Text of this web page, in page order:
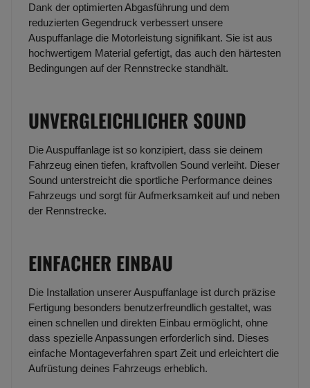
Dank der optimierten Abgasführung und dem
reduzierten Gegendruck verbessert unsere
Auspuffanlage die Motorleistung signifikant. Sie ist aus
hochwertigem Material gefertigt, das auch den härtesten
Bedingungen auf der Rennstrecke standhält.
UNVERGLEICHLICHER SOUND
Die Auspuffanlage ist so konzipiert, dass sie deinem
Fahrzeug einen tiefen, kraftvollen Sound verleiht. Dieser
Sound unterstreicht die sportliche Performance deines
Fahrzeugs und sorgt für Aufmerksamkeit auf und neben
der Rennstrecke.
EINFACHER EINBAU
Die Installation unserer Auspuffanlage ist durch präzise
Fertigung besonders benutzerfreundlich gestaltet, was
einen schnellen und direkten Einbau ermöglicht, ohne
dass spezielle Anpassungen erforderlich sind. Dieses
einfache Montageverfahren spart Zeit und erleichtert die
Aufrüstung deines Fahrzeugs erheblich.